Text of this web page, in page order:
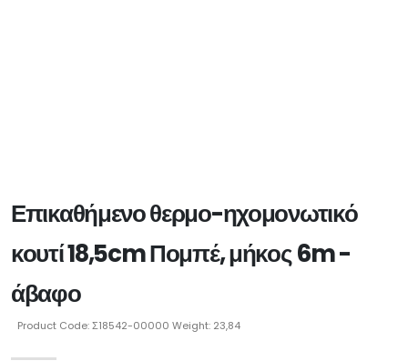
Επικαθήμενο θερμο-ηχομονωτικό
κουτί 18,5cm Πομπέ, μήκος 6m -
άβαφο
Product Code: Σ18542-00000 Weight: 23,84